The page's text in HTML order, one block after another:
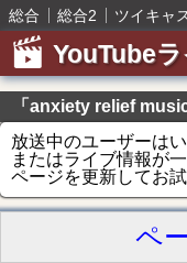
総合 総合2 ツイキャ
YouTube
「anxiety relief
放送中のユーザーはい
またはライブ情報が
ページを更新してお試
ペ